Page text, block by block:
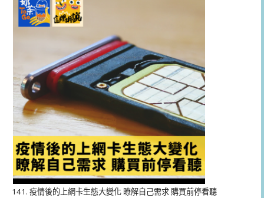
器
141. 疫情後的上網卡生態大變化 瞭解自己需求 購買前停看聽